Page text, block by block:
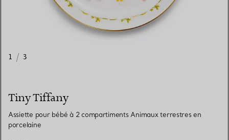
1 / 3
Tiny Tiffany
Assiette pour bébé à 2 compartiments Animaux terrestres en
porcelaine